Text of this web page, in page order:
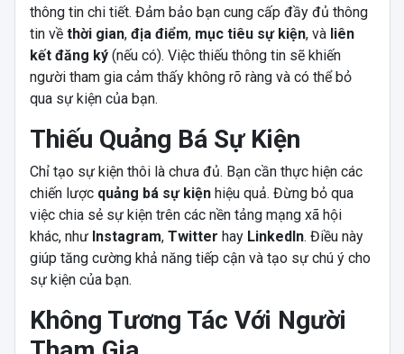
thông tin chi tiết. Đảm bảo bạn cung cấp đầy đủ thông
tin về thời gian, địa điểm, mục tiêu sự kiện, và liên
kết đăng ký(nếu có). Việc thiếu thông tin sẽ khiến
người tham gia cảm thấy không rõ ràng và có thể bỏ
qua sự kiện của bạn.
Thiếu Quảng Bá Sự Kiện
Chỉ tạo sự kiện thôi là chưa đủ. Bạn cần thực hiện các
chiến lược quảng bá sự kiệnhiệu quả. Đừng bỏ qua
việc chia sẻ sự kiện trên các nền tảng mạng xã hội
khác, như Instagram, Twitter hay LinkedIn. Điều này
giúp tăng cường khả năng tiếp cận và tạo sự chú ý cho
sự kiện của bạn.
Không Tương Tác Với Người